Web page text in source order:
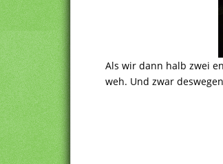
Als wir dann halb zwei
weh. Und zwar